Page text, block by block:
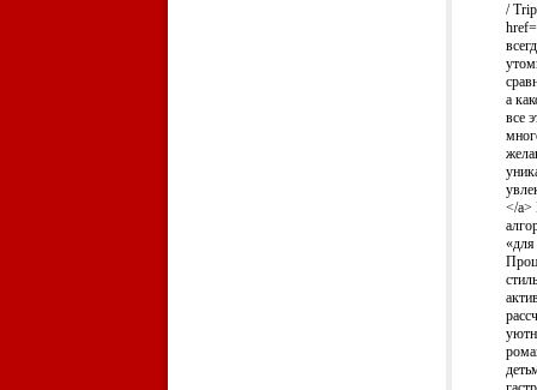
/
а
все
</a>
«для